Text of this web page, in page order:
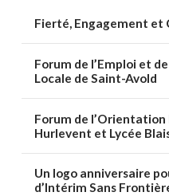
Fierté, Engagement et
Forum de l’Emploi et
Locale de Saint-Avold
Forum de l’Orientation
Hurlevent et Lycée
Un logo anniversaire
d’Intérim Sans